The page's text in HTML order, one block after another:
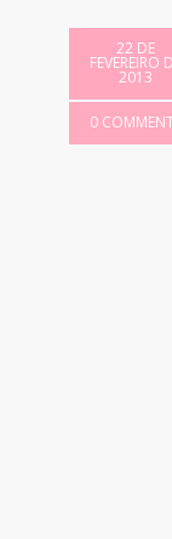
22 DE
FEVEREIRO
2013
0